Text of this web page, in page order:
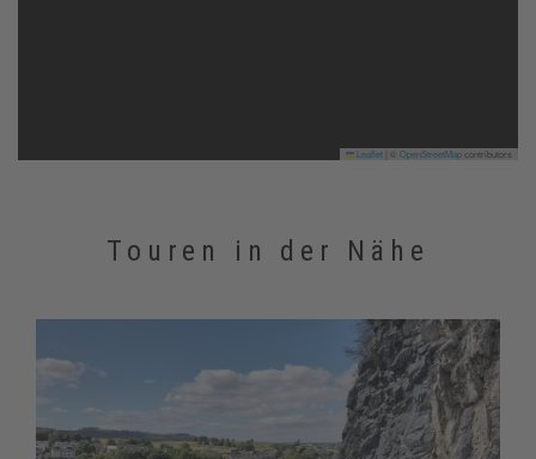
Leaflet OpenStreetMapcontributors
Touren in der Nähe